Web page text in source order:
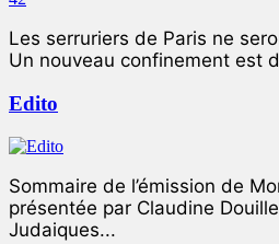
Les serruriers de Paris ne
Un nouveau confinement est
Edito
Sommaire de l’émission de
présentée par Claudine
Judaiques...